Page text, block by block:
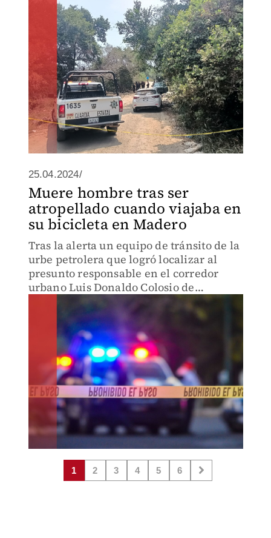
25.04.2024/
Muere hombre tras ser
atropellado cuando viajaba en
su bicicleta en Madero
Tras la alerta un equipo de tránsito de la
urbe petrolera que logró localizar al
presunto responsable en el corredor
urbano Luis Donaldo Colosio de
1 2 3 4 5 6